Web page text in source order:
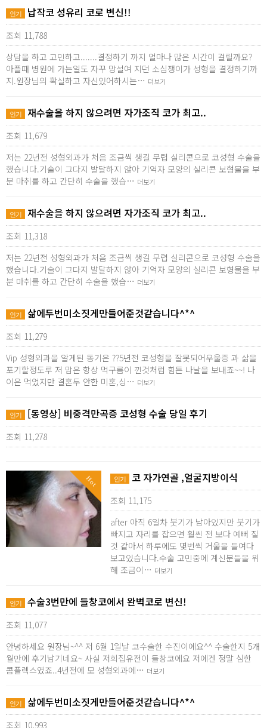
인기 납작코 성유리 코로 변신!!
조회 11,788
상담을 하고 고민하고.......결정하기 까지 얼마나 많은 시간이 걸릴까요?
아플때 병원에 가는일도 자꾸 망설여 지던 소심쟁이가 성형을 결정하기까
지.원장님의 확실하고 자신있어하시는… 더보기
인기 재수술을 하지 않으려면 자가조직 코가 최고..
조회 11,679
저는 22년전 성형외과가 처음 조금씩 생길 무렵 실리콘으로 코성형 수술을
했습니다.기술이 그다지 발달하지 않아 기억자 모양의 실리콘 보형물을 부
분 마취를 하고 간단히 수술을 했습… 더보기
인기 재수술을 하지 않으려면 자가조직 코가 최고..
조회 11,318
저는 22년전 성형외과가 처음 조금씩 생길 무렵 실리콘으로 코성형 수술을
했습니다.기술이 그다지 발달하지 않아 기억자 모양의 실리콘 보형물을 부
분 마취를 하고 간단히 수술을 했습… 더보기
인기 삶에두번미소짓게만들어준것같습니다^*^
조회 11,279
Vip 성형외과을 알게된 동기은 ??5년전 코성형을 잘못되어우울증 과 삶을
포기할정도루 저 맘은 항상 먹구름이 낀것처럼 힘든 나날을 보내죠~~! 나
이은 먹었지만 결혼두 안한 미혼,싱… 더보기
인기 [동영상] 비중격만곡증 코성형 수술 당일 후기
조회 11,278
Hot 인기 코 자가연골 ,얼굴지방이식
조회 11,175
after 아직 6일차 붓기가 남아있지만 붓기가
빠지고 자리를 잡으면 훨씬 전 보다 예뻐 질
것 같아서 하루에도 몇번씩 거울을 들여다
보고있습니다.수술 고민중에 계신분들을 위
해 조금이… 더보기
인기 수술3번만에 들창코에서 완벽코로 변신!
조회 11,077
안녕하세요 원장님~^^ 저 6월 1일날 코수술한 수진이에요^^ 수술한지 5개
월만에 후기남기네요~ 사실 저희집유전이 들창코에요 저에겐 정말 심한
콤플렉스였죠..4년전에 모 성형외과에… 더보기
인기 삶에두번미소짓게만들어준것같습니다^*^
조회 10,993